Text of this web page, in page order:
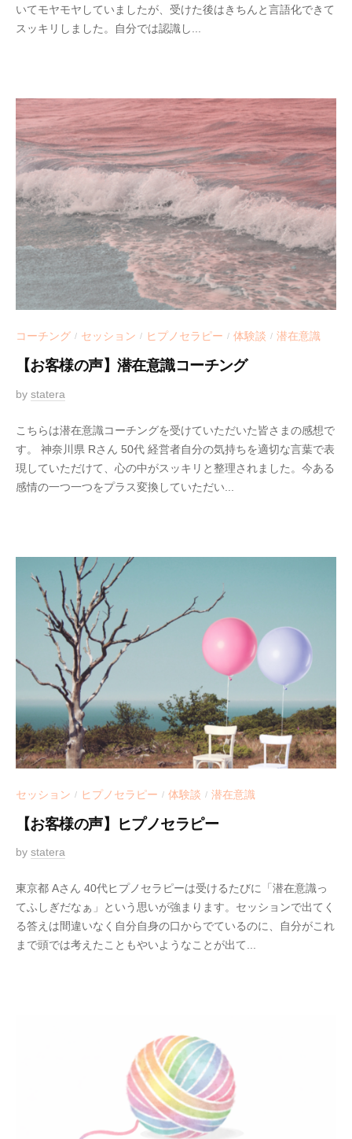
-
0
5
いてモヤモヤしていましたが、受けた後はきちんと言語化できて
スッキリしました。自分では認識し...
コーチング / セッション / ヒプノセラピー / 体験談 / 潜在意識
【お客様の声】潜在意識コーチング
2
2
1
-
0
by statera
件
の
コ
メ
こちらは潜在意識コーチングを受けていただいた皆さまの感想で
す。 神奈川県 Rさん 50代 経営者自分の気持ちを適切な言葉で表
現していただけて、心の中がスッキリと整理されました。今ある
感情の一つ一つをプラス変換していただい...
セッション / ヒプノセラピー / 体験談 / 潜在意識
【お客様の声】ヒプノセラピー
2
2
1
-
0
by statera
東京都 Aさん 40代ヒプノセラピーは受けるたびに「潜在意識っ
てふしぎだなぁ」という思いが強まります。セッションで出てく
る答えは間違いなく自分自身の口からでているのに、自分がこれ
まで頭では考えたこともやいようなことが出て...